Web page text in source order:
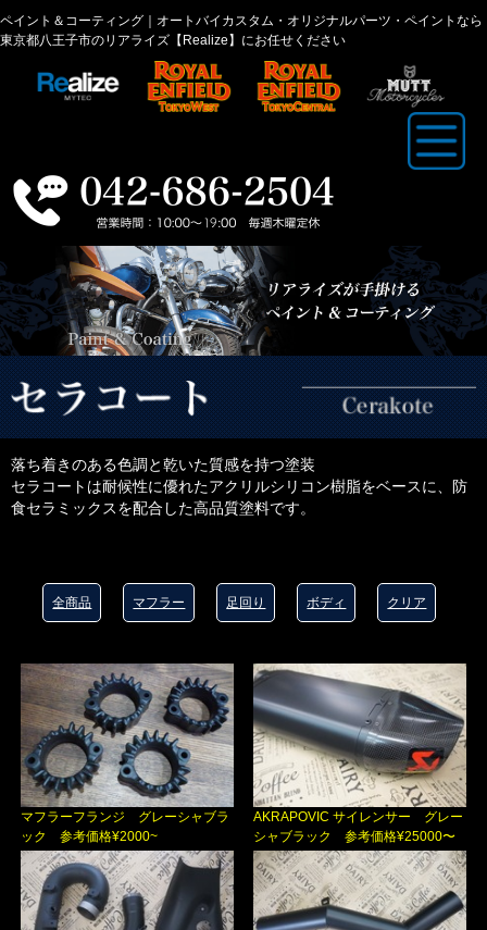
ペイント＆コーティング｜オートバイカスタム・オリジナルパーツ・ペイントなら
東京都八王子市のリアライズ【Realize】にお任せください
落ち着きのある色調と乾いた質感を持つ塗装
セラコートは耐候性に優れたアクリルシリコン樹脂をベースに、防
食セラミックスを配合した高品質塗料です。
全商品 マフラー 足回り ボディ クリア
マフラーフランジ グレーシャブラ
ック 参考価格¥2000~
AKRAPOVIC サイレンサー グレー
シャブラック 参考価格¥25000〜